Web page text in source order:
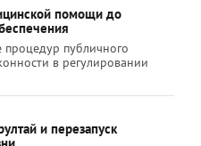
помощи до
публичного
в регулировании
и перезапуск